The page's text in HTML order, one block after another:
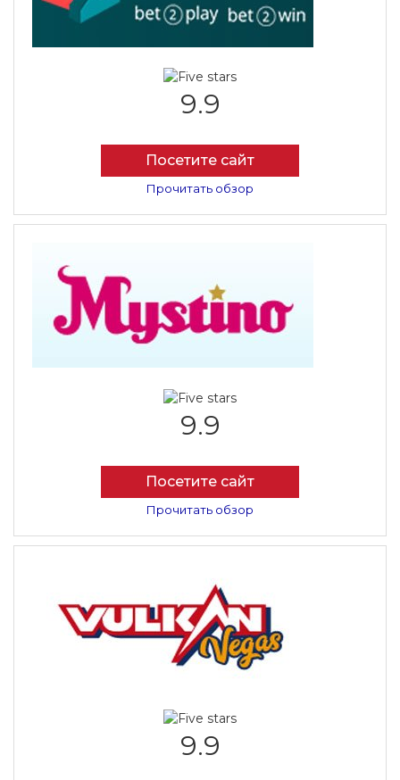
9.9
Посетите сайт
Прочитать обзор
9.9
Посетите сайт
Прочитать обзор
9.9